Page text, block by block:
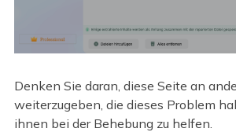
Denken Sie daran, diese Seite an
weiterzugeben, die dieses Problem
ihnen bei der Behebung zu helfen.